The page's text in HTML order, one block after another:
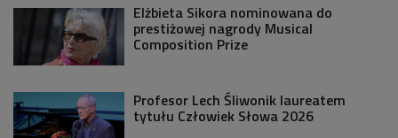
Elżbieta Sikora nominowana do
prestiżowej nagrody Musical
Composition Prize
Profesor Lech Śliwonik laureatem
tytułu Człowiek Słowa 2026